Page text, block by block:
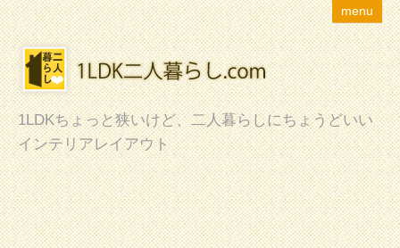
menu
1LDKちょっと狭いけど、二人暮らしにちょうどいい
インテリアレイアウト